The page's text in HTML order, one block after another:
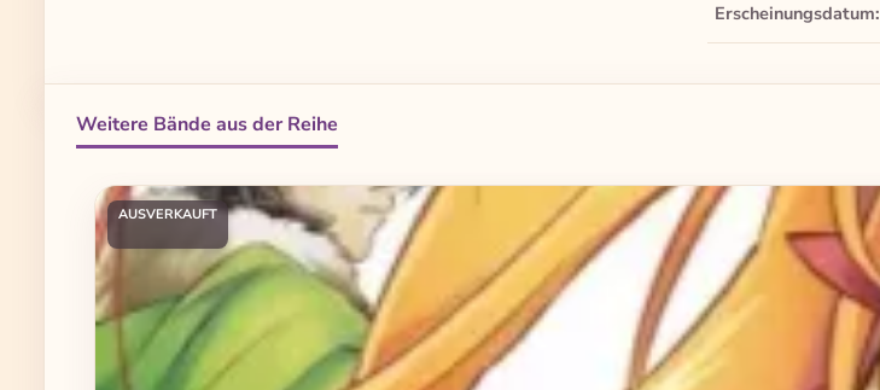
Erscheinungsdatum:
Weitere Bände aus der Reihe
Produktgalerie überspringen
AUSVERKAUFT